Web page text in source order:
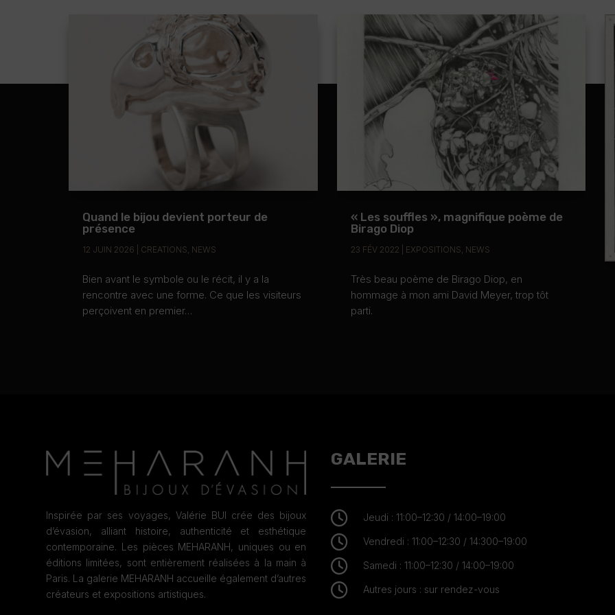
Quand le bijou devient porteur de
présence
12 JUIN 2026 CREATIONS, NEWS
Bien avant le symbole ou le récit, il y a la
rencontre avec une forme. Ce que les visiteurs
perçoivent en premier…
« Les souffles », magnifique poème de
Birago Diop
23 FÉV 2022 EXPOSITIONS, NEWS
Très beau poème de Birago Diop, en
hommage à mon ami David Meyer, trop tôt
parti.
Inspirée par ses voyages, Valérie BUI crée des bijoux
d’évasion, alliant histoire, authenticité et esthétique
contemporaine. Les pièces MEHARANH, uniques ou en
éditions limitées, sont entièrement réalisées à la main à
Paris. La galerie MEHARANH accueille également d’autres
créateurs et expositions artistiques.
GALERIE
 Jeudi : 11:00–12:30 / 14:00–19:00
 Vendredi : 11:00–12:30 / 14:300–19:00
 Samedi : 11:00–12:30 / 14:00–19:00
 Autres jours : sur rendez-vous